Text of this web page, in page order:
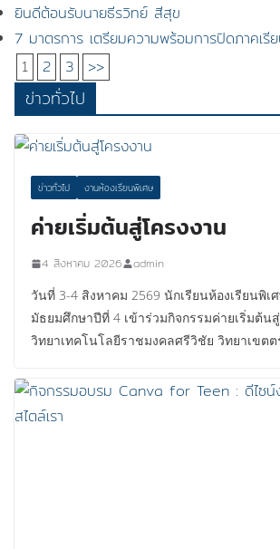
ยินดีต้อนรับนายธีรวิทย์ สีสุข
7 มาตรการ เตรียมความพร้อมการปิดภาคเรี
1
2 3 >>
ข่าวทั่วไป
ข่าวทั่วไป งานห้องเรียนพิเศษ
ค่ายเริ่มต้นสู่โครงงาน
4 สิงหาคม 2026
admin
วันที่ 3-4 สิงหาคม 2569 นักเรียนห้องเรียนพิ
มัธยมศึกษาปีที่ 4 เข้าร่วมกิจกรรมค่ายเริ่มต้น
วิทยาเทคโนโลยีราชมงคลศรีวิชัย วิทยาเขตต